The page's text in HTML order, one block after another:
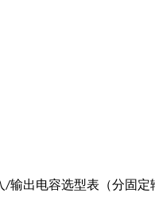
/输出电容选型表（分固定